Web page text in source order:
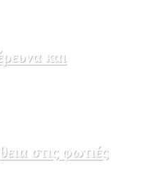
και
στις φωτιές